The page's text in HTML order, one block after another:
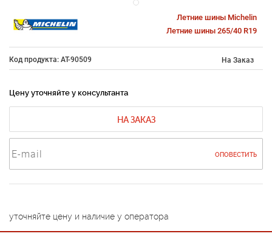
Летние шины Michelin
Летние шины 265/40 R19
Код продукта: AT-90509 На Заказ
Цену уточняйте у консультанта
НА ЗАКАЗ
ОПОВЕСТИТЬ
уточняйте цену и наличие у оператора